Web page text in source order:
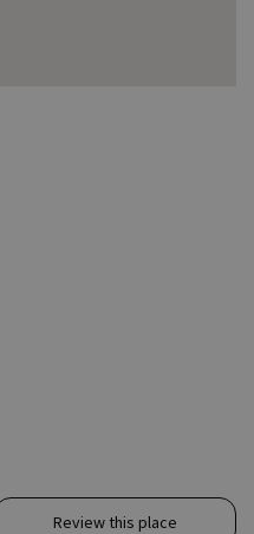
Review this place